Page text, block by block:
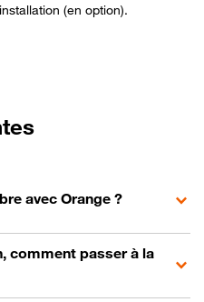
(en option).
avec Orange ?
comment passer à la